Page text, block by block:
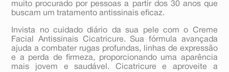
muito procurado por pessoas a partir dos 30 anos que
buscam um tratamento antissinais eficaz.
Invista no cuidado diário da sua pele com o Creme
Facial Antissinais Cicatricure. Sua fórmula avançada
ajuda a combater rugas profundas, linhas de expressão
e a perda de firmeza, proporcionando uma aparência
mais jovem e saudável. Cicatricure e aproveite a